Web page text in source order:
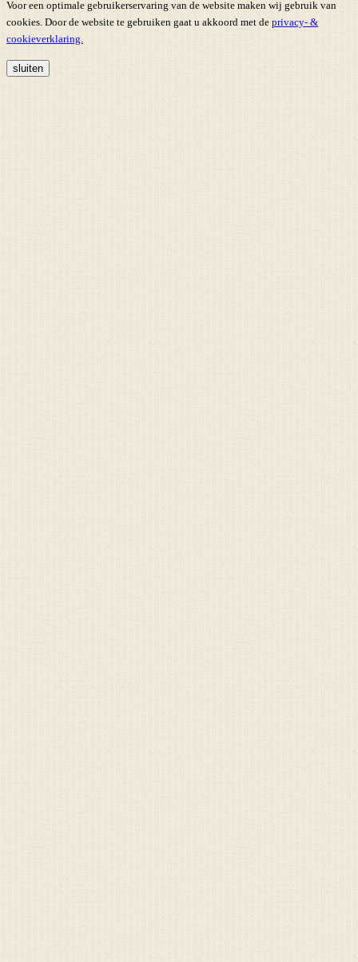
Voor een optimale gebruikerservaring van de website maken wij gebruik van
cookies. Door de website te gebruiken gaat u akkoord met de privacy- &
cookieverklaring.
sluiten